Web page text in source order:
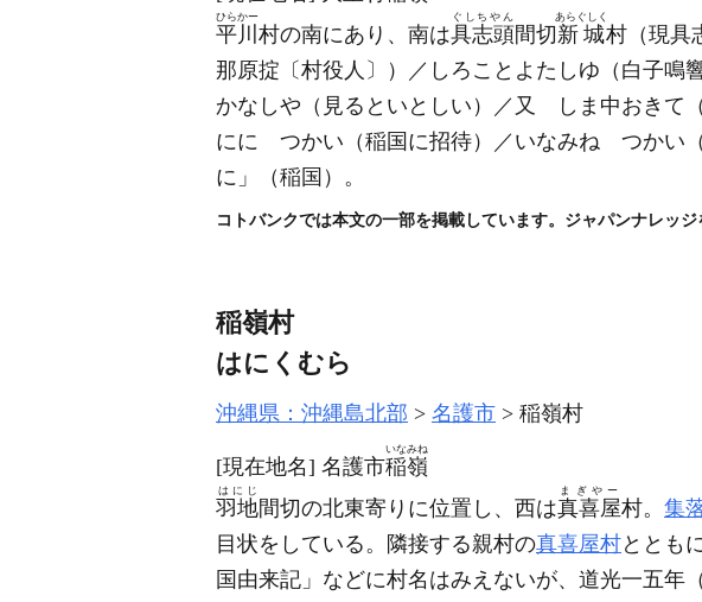
平川
ひらかー
村の南にあり、南は具志頭
ぐしちやん
間切 新城
あらぐしく
村 （現具
那原掟〔村役人〕）
／しろことよたしゆ （白子鳴
かなしや （見るといとしい） ／又 しま中おきて
にに つかい （稲国に招待） ／いなみね つかい
に」
（稲国） 。
コトバンクでは本文の一部を掲載しています。ジャパンナレッ
稲嶺村
はにくむら
沖縄県：沖縄島北部 名護市 稲嶺村
[現在地名] 名護市稲嶺
いなみね
羽地
はにじ
間切の北東寄りに位置し、西は真喜屋
まぎやー
村。 集
目状をしている。隣接する親村の真喜屋村ととも
国由来記」などに村名はみえないが、道光一五年